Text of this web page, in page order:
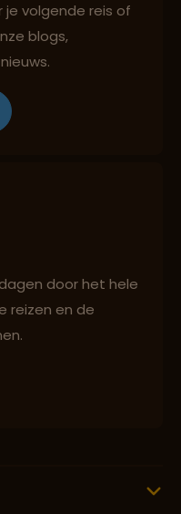
cultuur en milieu
je volgende reis of
blogs,
door het hele
reizen en de